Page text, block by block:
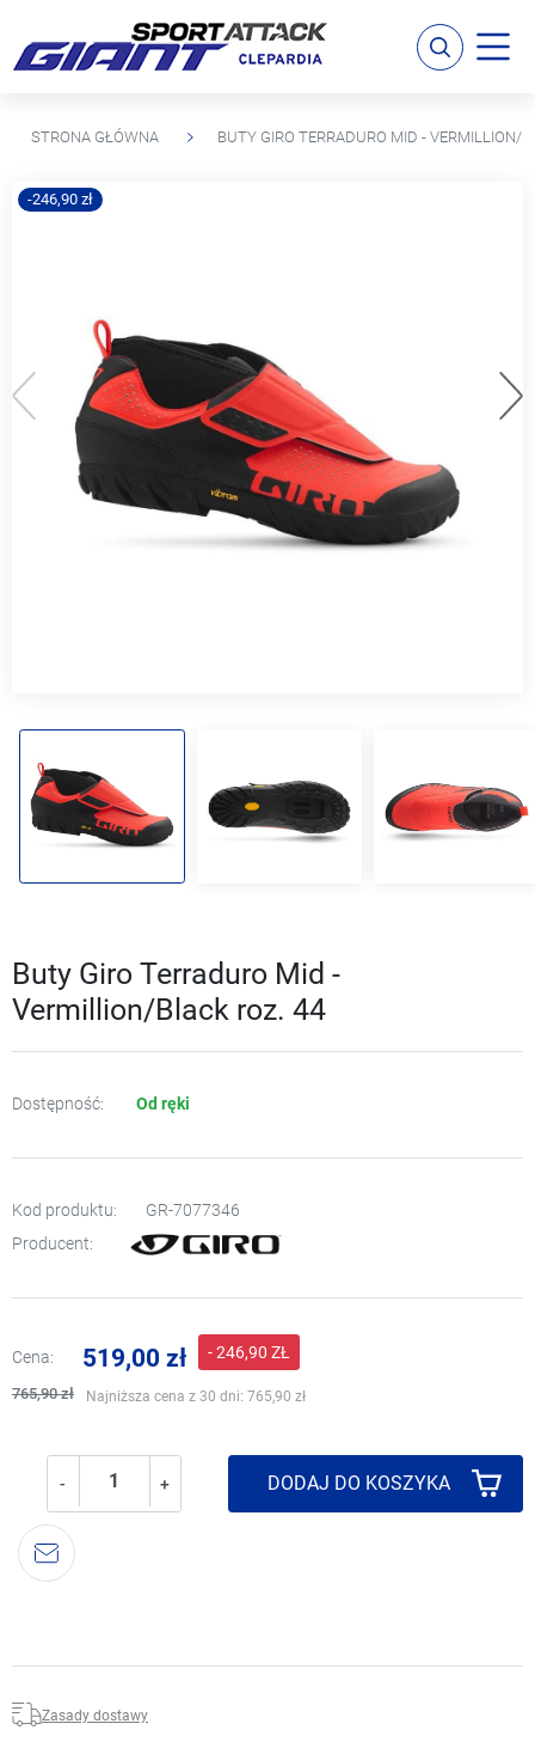
STRONA GŁÓWNA BUTY GIRO TERRADURO MID - VERMILLION/
-246,90 zł
Poprzedni
Buty Giro Terraduro Mid -
Vermillion/Black roz. 44
Dostępność: Od ręki
Kod produktu:
GR-7077346
Producent:
Cena: 519,00 zł
765,90 zł Najniższa cena z 30 dni: 765,90 zł
- 246,90 ZŁ
- + DODAJ DO KOSZYKA
Zasady dostawy